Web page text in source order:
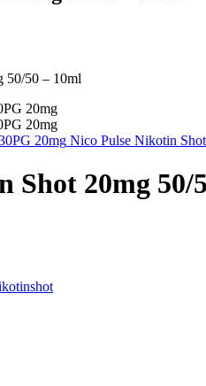
50/50 – 10ml
Nico Pulse Nikotin
Shot 20mg 50/